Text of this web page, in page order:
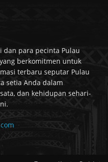
dan para pecinta Pulau
berkomitmen untuk
terbaru seputar Pulau
setia Anda dalam
dan kehidupan sehari-